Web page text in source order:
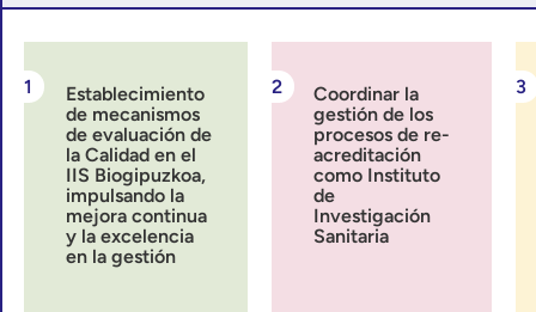
Establecimiento
de mecanismos
de evaluación de
la Calidad en el
IIS Biogipuzkoa,
impulsando la
mejora continua
y la excelencia
en la gestión
Coordinar la
gestión de los
procesos de re-
acreditación
como Instituto
de
Investigación
Sanitaria